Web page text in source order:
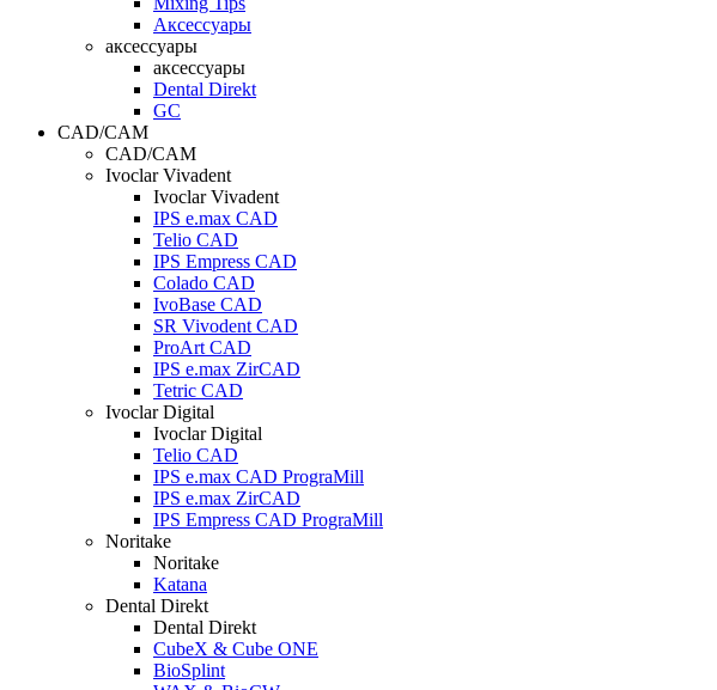
Аксессуары
аксессуары
аксессуары
Dental Direkt
GC
CAD/CAM
CAD/CAM
Ivoclar Vivadent
Ivoclar Vivadent
IPS e.max CAD
Telio CAD
IPS Empress CAD
Colado CAD
IvoBase CAD
SR Vivodent CAD
ProArt CAD
IPS e.max ZirCAD
Tetric CAD
Ivoclar Digital
Ivoclar Digital
Telio CAD
IPS e.max CAD PrograMill
IPS e.max ZirCAD
IPS Empress CAD PrograMill
Noritake
Noritake
Katana
Dental Direkt
Dental Direkt
CubeX & Cube ONE
BioSplint